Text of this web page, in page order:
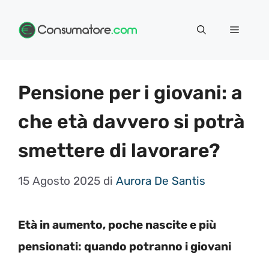
Menu
Pensione per i giovani: a
che età davvero si potrà
smettere di lavorare?
15 Agosto 2025 di Aurora De Santis
Età in aumento, poche nascite e più
pensionati: quando potranno i giovani